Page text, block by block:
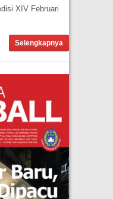
XIV Februari
Selengkapnya